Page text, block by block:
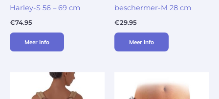
Harley-S 56 – 69 cm
€74.95
Meer Info
beschermer-M 28 cm
€29.95
Meer Info